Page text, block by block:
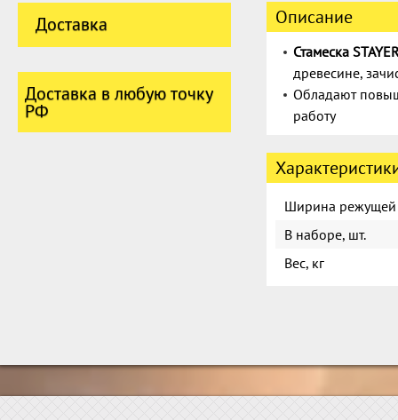
Доставка
Доставка в любую точку
РФ
Описание
Стамеска
древесине,
Обладают
работу
Ширина режущей
В наборе, шт.
Вес, кг